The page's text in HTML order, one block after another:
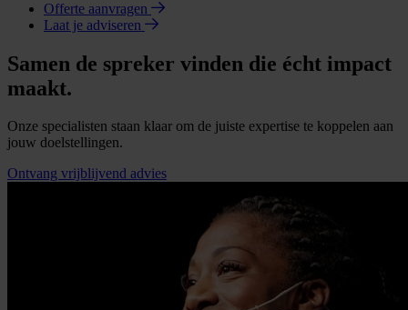
Offerte aanvragen
Laat je adviseren
Samen de spreker vinden die écht impact
maakt.
Onze specialisten staan klaar om de juiste expertise te koppelen aan
jouw doelstellingen.
Ontvang vrijblijvend advies